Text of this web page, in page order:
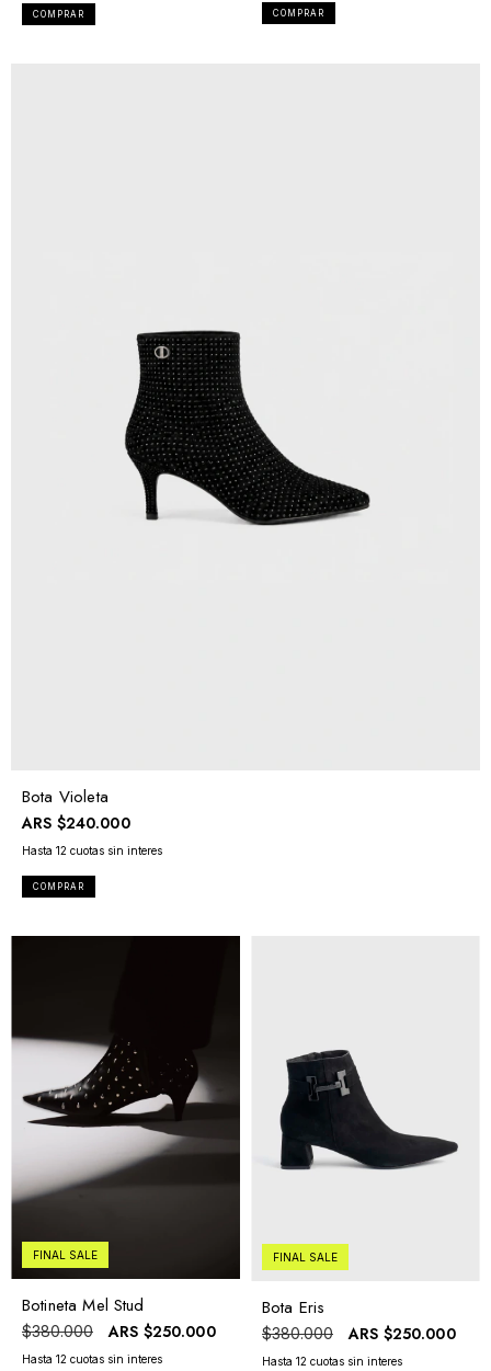
COMPRAR COMPRAR
Bota Violeta
ARS $240.000
COMPRAR
FINAL SALE
Botineta Mel Stud
$380.000 ARS $250.000
FINAL SALE
Bota Eris
$380.000 ARS $250.000